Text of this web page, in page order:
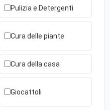
Pulizia e Detergenti
Cura delle piante
Cura della casa
Giocattoli